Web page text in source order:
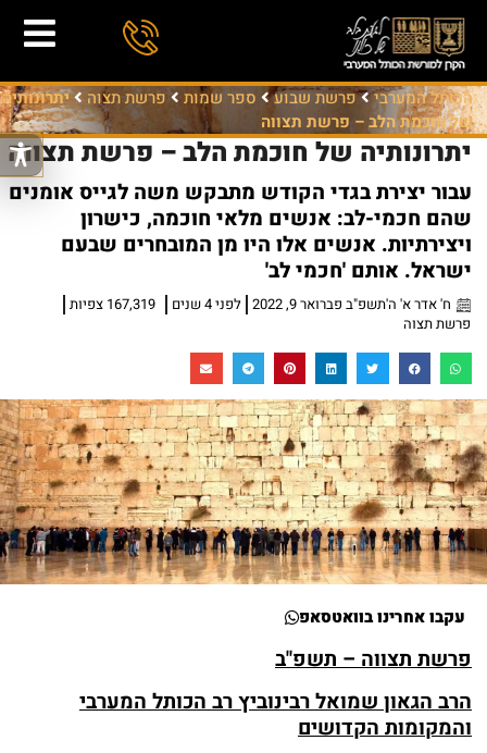
הכותל המערבי פרשת שבוע ספר שמות פרשת תצוה
יתרונותיה
של חוכמת הלב – פרשת תצווה
יתרונותיה של חוכמת הלב – פרשת תצווה
עבור יצירת בגדי הקודש מתבקש משה לגייס אומנים
שהם חכמי-לב: אנשים מלאי חוכמה, כישרון
ויצירתיות. אנשים אלו היו מן המובחרים שבעם
ישראל. אותם 'חכמי לב'
ח' אדר א' ה'תשפ"ב פברואר 9, 2022 לפני 4 שנים
167,319 צפיות
פרשת תצוה
עקבו אחרינו בוואטסאפ
פרשת תצווה – תשפ"ב
הרב הגאון שמואל רבינוביץ רב הכותל המערבי
והמקומות הקדושים